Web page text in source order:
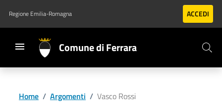
Vai al contenuto principale
Vai al footer
Regione Emilia-Romagna ACCEDI
Comune di Ferrara
Home / Argomenti / Vasco Rossi